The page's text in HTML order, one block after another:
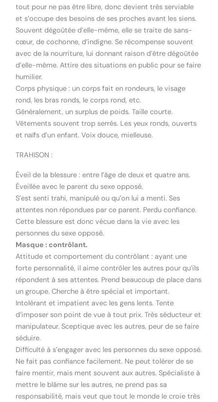
tout pour ne pas être libre, donc devient très serviable
et s’occupe des besoins de ses proches avant les siens.
Souvent dégoûtée d’elle-même, elle se traite de sans-
cœur, de cochonne, d’indigne. Se récompense souvent
avec de la nourriture, lui donnant raison d’être dégoûtée
d’elle-même. Attire des situations en public pour se faire
humilier.
Corps physique : un corps fait en rondeurs, le visage
rond, les bras ronds, le corps rond, etc.
Généralement, un surplus de poids. Taille courte.
Vêtements souvent trop serrés. Les yeux ronds, ouverts
et naïfs d’un enfant. Voix douce, mielleuse.
TRAHISON :
Éveil de la blessure : entre l’âge de deux et quatre ans.
Éveillée avec le parent du sexe opposé.
S’est senti trahi, manipulé ou qu’on lui a menti. Ses
attentes non répondues par ce parent. Perdu confiance.
Cette blessure est donc vécue dans la vie avec les
personnes du sexe opposé.
Masque : contrôlant.
Attitude et comportement du contrôlant : ayant une
forte personnalité, il aime contrôler les autres pour qu’ils
répondent à ses attentes. Prend beaucoup de place dans
un groupe. Cherche à être spécial et important.
Intolérant et impatient avec les gens lents. Tente
d’imposer son point de vue à tout prix. Très séducteur et
manipulateur. Sceptique avec les autres, peur de se faire
séduire.
Difficulté à s’engager avec les personnes du sexe opposé.
Ne fait pas confiance facilement. Ne peut tolérer de se
faire mentir, mais ment souvent aux autres. Spécialiste à
mettre le blâme sur les autres, ne prend pas sa
responsabilité, mais veut que tout le monde le croie très